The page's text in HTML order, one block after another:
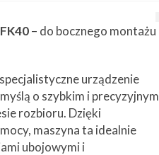
– do bocznego montażu
urządzenie
o szybkim i precyzyjnym
rozbioru. Dzięki
maszyna ta idealnie
ubojowymi i